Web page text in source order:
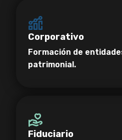
Corporativo
Formación de
patrimonial.
Fiduciario